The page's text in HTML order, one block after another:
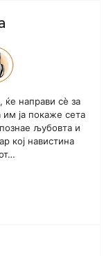
ќе направи сè за
ја покаже сета
љубовта и
кој навистина